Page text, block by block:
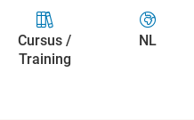
Cursus /
Training
NL